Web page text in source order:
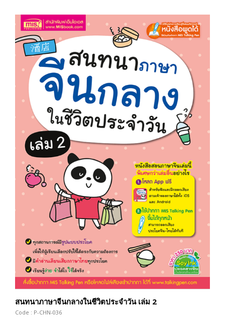
สนทนาภาษาจีนกลางในชีวิตประจำวัน เล่ม 2
Code : P-CHN-036